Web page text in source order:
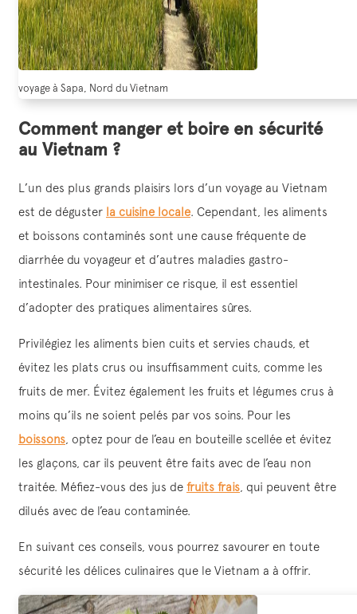
voyage à Sapa, Nord du Vietnam
Comment manger et boire en sécurité
au Vietnam ?
L’un des plus grands plaisirs lors d’un voyage au Vietnam
est de déguster la cuisine locale. Cependant, les aliments
et boissons contaminés sont une cause fréquente de
diarrhée du voyageur et d’autres maladies gastro-
intestinales. Pour minimiser ce risque, il est essentiel
d’adopter des pratiques alimentaires sûres.
Privilégiez les aliments bien cuits et servies chauds, et
évitez les plats crus ou insuffisamment cuits, comme les
fruits de mer. Évitez également les fruits et légumes crus à
moins qu’ils ne soient pelés par vos soins. Pour les
boissons , optez pour de l’eau en bouteille scellée et évitez
les glaçons, car ils peuvent être faits avec de l’eau non
traitée. Méfiez-vous des jus de fruits frais , qui peuvent être
dilués avec de l’eau contaminée.
En suivant ces conseils, vous pourrez savourer en toute
sécurité les délices culinaires que le Vietnam a à offrir.